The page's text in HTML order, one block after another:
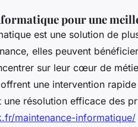
pour une
est une solution de
elles peuvent
sur leur cœur de
une intervention
résolution efficace des
maintenance-informatique/